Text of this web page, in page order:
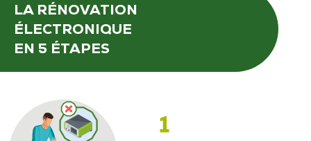
LA RÉNOVATION
ÉLECTRONIQUE
EN 5 ÉTAPES